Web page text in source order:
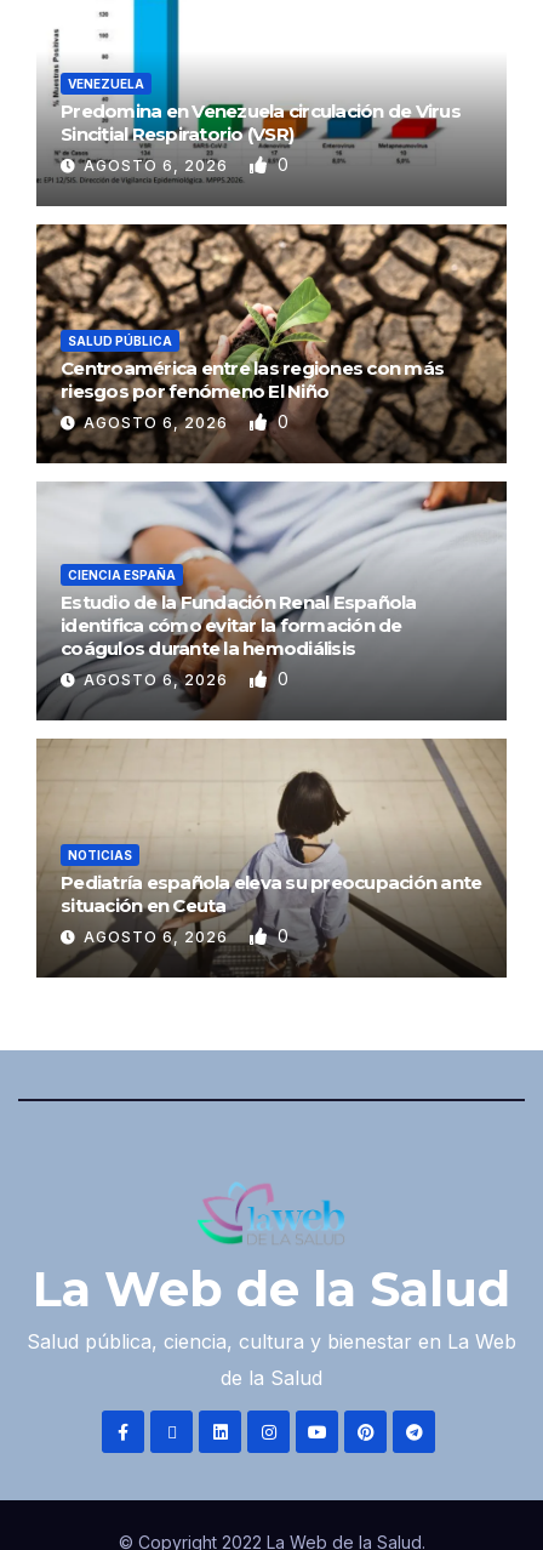
VENEZUELA
Predomina en Venezuela circulación de Virus
Sincitial Respiratorio (VSR)
AGOSTO 6, 2026 0
SALUD PÚBLICA
Centroamérica entre las regiones con más
riesgos por fenómeno El Niño
AGOSTO 6, 2026 0
CIENCIA ESPAÑA
Estudio de la Fundación Renal Española
identifica cómo evitar la formación de
coágulos durante la hemodiálisis
AGOSTO 6, 2026 0
NOTICIAS
Pediatría española eleva su preocupación ante
situación en Ceuta
AGOSTO 6, 2026 0
La Web de la Salud
Salud pública, ciencia, cultura y bienestar en La Web
de la Salud
© Copyright 2022 La Web de la Salud.